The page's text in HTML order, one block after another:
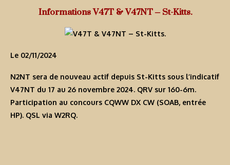
Informations V47T & V47NT – St-Kitts.
Le 02/11/2024
N2NT sera de nouveau actif depuis St-Kitts sous l’indicatif
V47NT du 17 au 26 novembre 2024. QRV sur 160-6m.
Participation au concours CQWW DX CW (SOAB, entrée
HP). QSL via W2RQ.